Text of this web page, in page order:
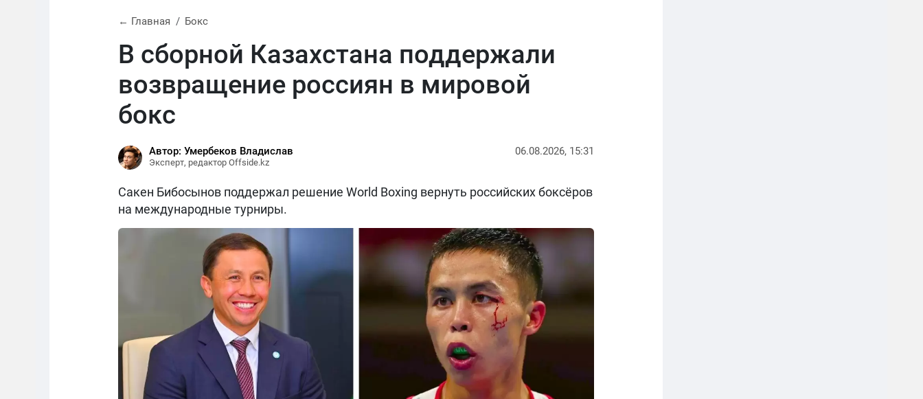
← Главная Бокс
В сборной Казахстана поддержали
возвращение россиян в мировой
бокс
Автор: Умербеков Владислав
Эксперт, редактор Offside.kz
06.08.2026, 15:31
Сакен Бибосынов поддержал решение World Boxing вернуть российских боксёров
на международные турниры.